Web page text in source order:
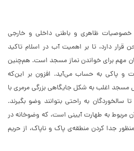
ظاهری و باطنی داخلی و خارجی
دارد، تا بر اهمیت آب در اسلام تاکید
مهم برای خواندن نماز مسجد است. هم‌چنین
و پاکی به حساب می‌آید. افزون بر این‌که
اغلب به شکل جایگاهی بزرگی مرمری با
سالخوردگان به راحتی بتوانند وضو بگیرند.
مربوط به طهارت آیینی است، که وضوخانه در
جدا کردن منطقه‌ی پاک و ناپاک، از حریم